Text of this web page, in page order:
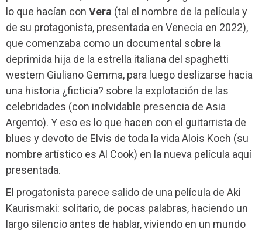
lo que hacían con Vera (tal el nombre de la película y
de su protagonista, presentada en Venecia en 2022),
que comenzaba como un documental sobre la
deprimida hija de la estrella italiana del spaghetti
western Giuliano Gemma, para luego deslizarse hacia
una historia ¿ficticia? sobre la explotación de las
celebridades (con inolvidable presencia de Asia
Argento). Y eso es lo que hacen con el guitarrista de
blues y devoto de Elvis de toda la vida Alois Koch (su
nombre artístico es Al Cook) en la nueva película aquí
presentada.
El progatonista parece salido de una película de Aki
Kaurismaki: solitario, de pocas palabras, haciendo un
largo silencio antes de hablar, viviendo en un mundo